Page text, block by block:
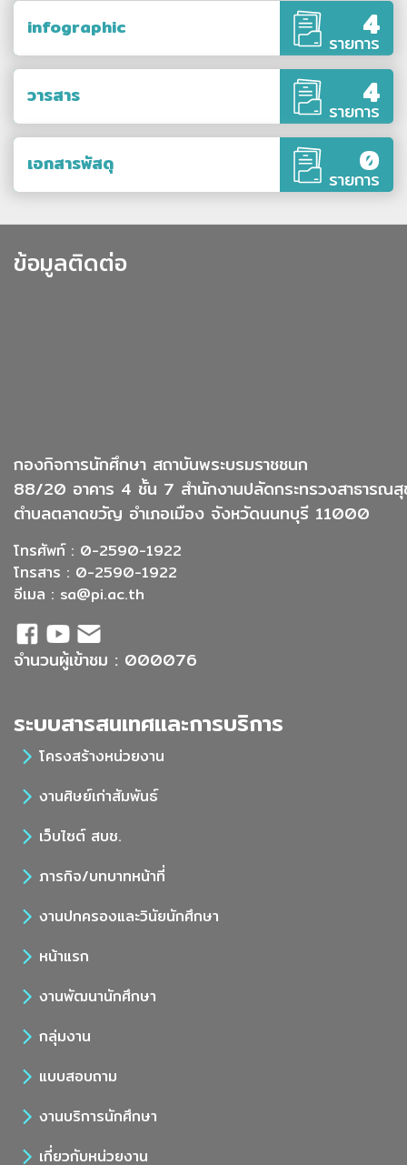
infographic
4
รายการ
วารสาร
4
รายการ
เอกสารพัสดุ
0
รายการ
ข้อมูลติดต่อ
กองกิจการนักศึกษา สถาบันพระบรมราชชนก
88/20 อาคาร 4 ชั้น 7 สำนักงานปลัดกระทรวงสาธารณ
ตำบลตลาดขวัญ อำเภอเมือง จังหวัดนนทบุรี 11000
โทรศัพท์ : 0-2590-1922
โทรสาร : 0-2590-1922
อีเมล : sa@pi.ac.th
จำนวนผู้เข้าชม : 000076
ระบบสารสนเทศและการบริการ
โครงสร้างหน่วยงาน
งานศิษย์เก่าสัมพันธ์
เว็บไซต์ สบช.
ภารกิจ/บทบาทหน้าที่
งานปกครองและวินัยนักศึกษา
หน้าแรก
งานพัฒนานักศึกษา
กลุ่มงาน
แบบสอบถาม
งานบริการนักศึกษา
เกี่ยวกับหน่วยงาน